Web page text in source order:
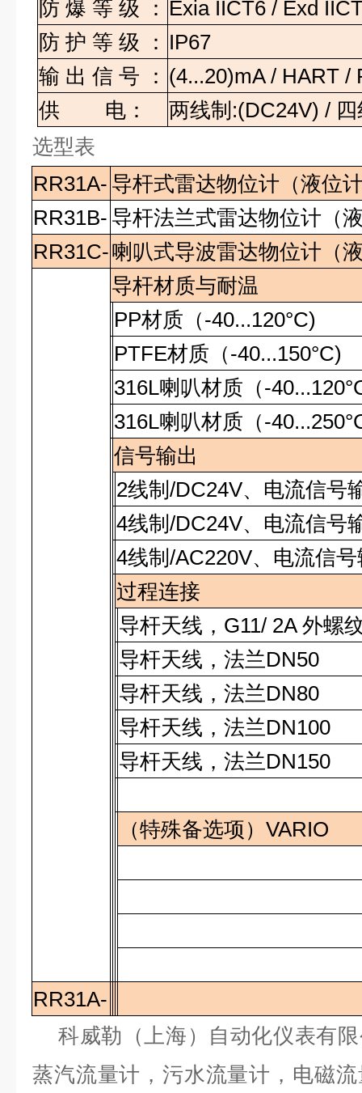
防 爆 等 级 ： Exia IICT6 / Exd
防 护 等 级 ： IP67
输 出 信 号 ： (4...20)mA / HART /
供
电： 两线制 :(DC24V) /
选型表
RR31A- 导杆式雷达物位计（液位
RR31B- 导杆法兰式雷达物位计（
RR31C-喇叭式导波雷达物位计（
导杆材质与耐温
PP材质（-40...120°C)
PTFE材质（-40...150°C)
316L喇叭材质（-
316L喇叭材质（-
信号输出
2线制 /DC24V、电流信号
4线制 /DC24V、电流信号
4线制 /AC220V、电流信
过程连接
导杆天线， G11/ 2A外螺
导杆天线，法兰DN50
导杆天线，法兰DN80
导杆天线，法兰DN100
导杆天线，法兰DN150
（特殊备选项） VARIO
RR31A-
科威勒（上海）自动化仪表有
蒸汽流量计，污水流量计，电磁